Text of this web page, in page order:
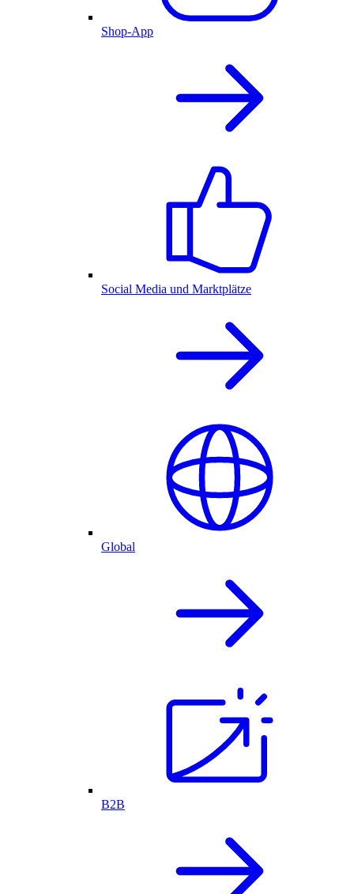
Shop-App
Social Media und Marktplätze
Global
B2B